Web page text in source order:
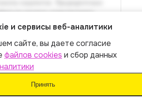
Оплатить
и сервисы веб-аналитики
сайте, вы даете согласие
файлов cookies и сбор данных
Принять